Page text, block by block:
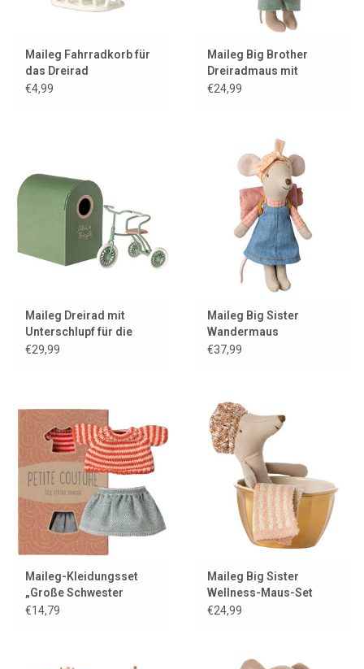
Maileg Fahrradkorb für
das Dreirad
€4,99
Maileg Big Brother
Dreiradmaus mit
Tasche
€24,99
Maileg Dreirad mit
Unterschlupf für die
Mäuse / Farbe grün
€29,99
Maileg Big Sister
Wandermaus
€37,99
Maileg-Kleidungsset
„Große Schwester
Maus“ / Petite Couture /
€14,79
Maileg Big Sister
Wellness-Maus-Set
€24,99